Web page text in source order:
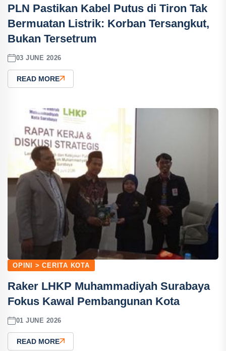
PLN Pastikan Kabel Putus di Tiron Tak
Bermuatan Listrik: Korban Tersangkut,
Bukan Tersetrum
03 JUNE 2026
READ MORE
OPINI > CERITA KOTA
Raker LHKP Muhammadiyah Surabaya
Fokus Kawal Pembangunan Kota
01 JUNE 2026
READ MORE